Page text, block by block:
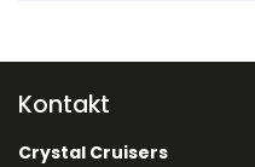
Kontakt
Crystal Cruisers